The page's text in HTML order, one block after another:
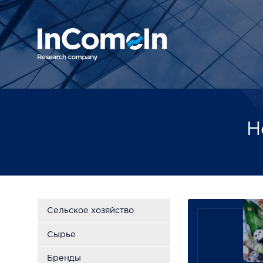
Сельское хозяйство
Сырье
Бренды